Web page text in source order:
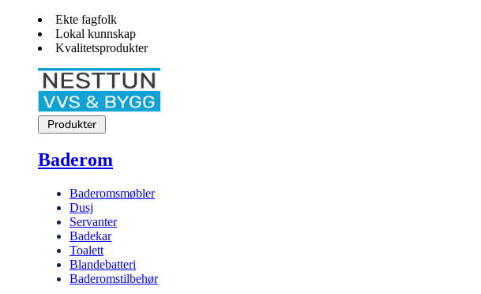
Ekte fagfolk
Lokal kunnskap
Kvalitetsprodukter
Produkter
Baderom
Baderomsmøbler
Dusj
Servanter
Badekar
Toalett
Blandebatteri
Baderomstilbehør